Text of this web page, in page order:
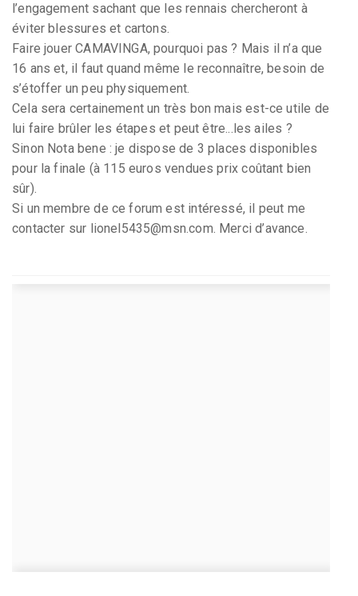
l’engagement sachant que les rennais chercheront à
éviter blessures et cartons.
Faire jouer CAMAVINGA, pourquoi pas ? Mais il n’a que
16 ans et, il faut quand même le reconnaître, besoin de
s’étoffer un peu physiquement.
Cela sera certainement un très bon mais est-ce utile de
lui faire brûler les étapes et peut être...les ailes ?
Sinon Nota bene : je dispose de 3 places disponibles
pour la finale (à 115 euros vendues prix coûtant bien
sûr).
Si un membre de ce forum est intéressé, il peut me
contacter sur lionel5435@msn.com. Merci d’avance.